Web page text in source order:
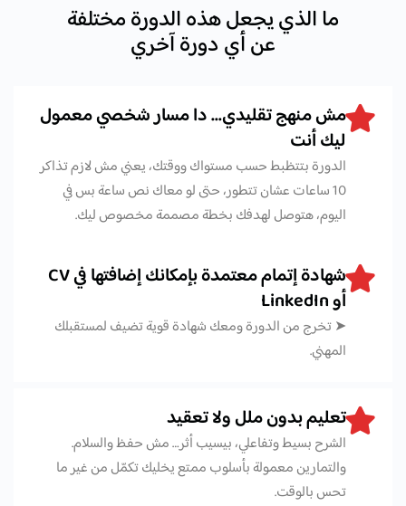
ما الذي يجعل هذه الدورة مختلفة
عن أي دورة آخري
مش منهج تقليدي… دا مسار شخصي معمول
ليك أنت
الدورة بتتظبط حسب مستواك ووقتك، يعني مش لازم تذاكر
10 ساعات عشان تتطور، حتى لو معاك نص ساعة بس في
اليوم، هتوصل لهدفك بخطة مصممة مخصوص ليك.
شهادة إتمام معتمدة بإمكانك إضافتها في CV
أو LinkedIn
➤ تخرج من الدورة ومعك شهادة قوية تضيف لمستقبلك
المهني.
تعليم بدون ملل ولا تعقيد
الشرح بسيط وتفاعلي، بيسيب أثر… مش حفظ والسلام.
والتمارين معمولة بأسلوب ممتع يخليك تكمّل من غير ما
تحس بالوقت.